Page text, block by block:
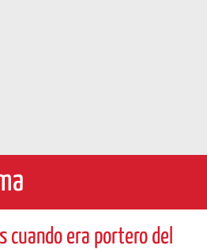
cuando era portero del